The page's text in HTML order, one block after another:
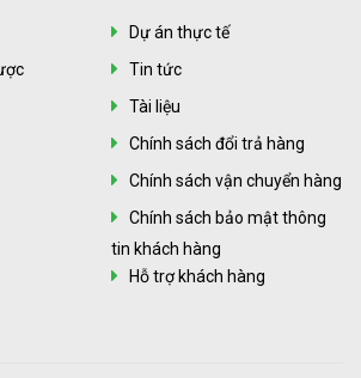
Dự án thực tế
Tin tức
Tài liệu
Chính sách đổi trả hàng
Chính sách vận chuyển hàng
Chính sách bảo mật thông
tin khách hàng
Hỗ trợ khách hàng